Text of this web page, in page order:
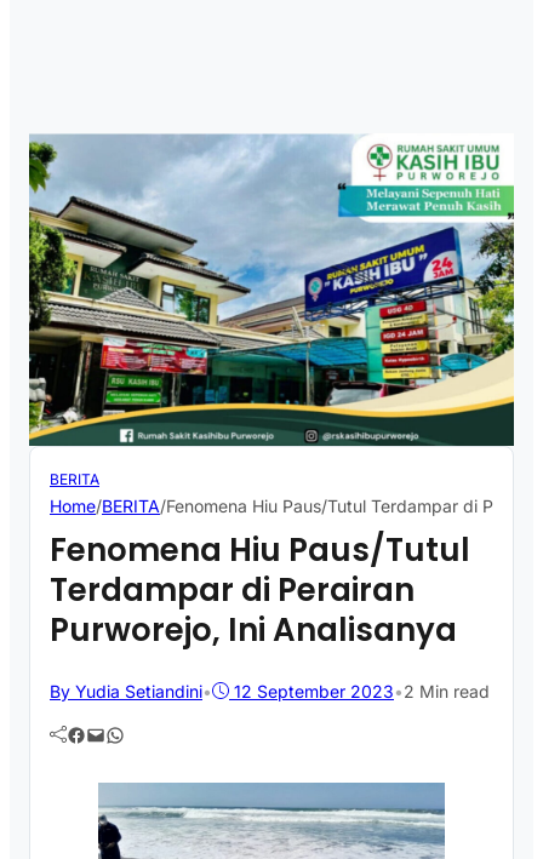
BERITA
Home/BERITA/Fenomena Hiu Paus/Tutul Terdampar di
Fenomena Hiu Paus/Tutul
Terdampar di Perairan
Purworejo, Ini Analisanya
By Yudia Setiandini• 12 September 2023•2 Min read
Facebook Mail WhatsApp